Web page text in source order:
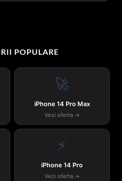
POPULARE
🚀
iPhone 14 Pro Max
Vezi oferta →
⚡
iPhone 14 Pro
Vezi oferta →